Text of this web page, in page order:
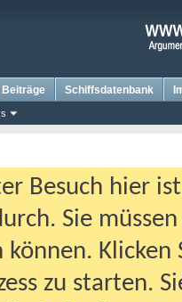
Beiträge Schiffsdatenbank
Besuch hier
Sie
können.
zu starten.